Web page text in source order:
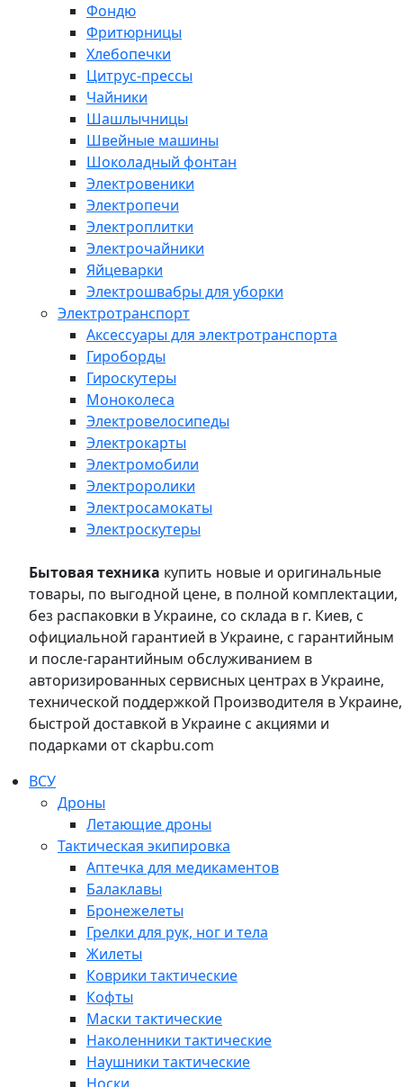
Фондю
Фритюрницы
Хлебопечки
Цитрус-прессы
Чайники
Шашлычницы
Швейные машины
Шоколадный фонтан
Электровеники
Электропечи
Электроплитки
Электрочайники
Яйцеварки
Электрошвабры для уборки
Электротранспорт
Аксессуары для электротранспорта
Гироборды
Гироскутеры
Моноколеса
Электровелосипеды
Электрокарты
Электромобили
Электроролики
Электросамокаты
Электроскутеры
Бытовая техника купить новые и оригинальные
товары, по выгодной цене, в полной комплектации,
без распаковки в Украине, со склада в г. Киев, с
официальной гарантией в Украине, с гарантийным
и после-гарантийным обслуживанием в
авторизированных сервисных центрах в Украине,
технической поддержкой Производителя в Украине,
быстрой доставкой в Украине с акциями и
подарками от ckapbu.com
ВСУ
Дроны
Летающие дроны
Тактическая экипировка
Аптечка для медикаментов
Балаклавы
Бронежелеты
Грелки для рук, ног и тела
Жилеты
Коврики тактические
Кофты
Маски тактические
Наколенники тактические
Наушники тактические